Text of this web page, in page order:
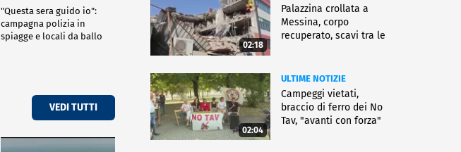
"Questa sera guido io":
campagna polizia in
spiagge e locali da ballo
VEDI TUTTI
02:18
Palazzina crollata a
Messina, corpo
recuperato, scavi tra le
02:04
ULTIME NOTIZIE
Campeggi vietati,
braccio di ferro dei No
Tav, "avanti con forza"